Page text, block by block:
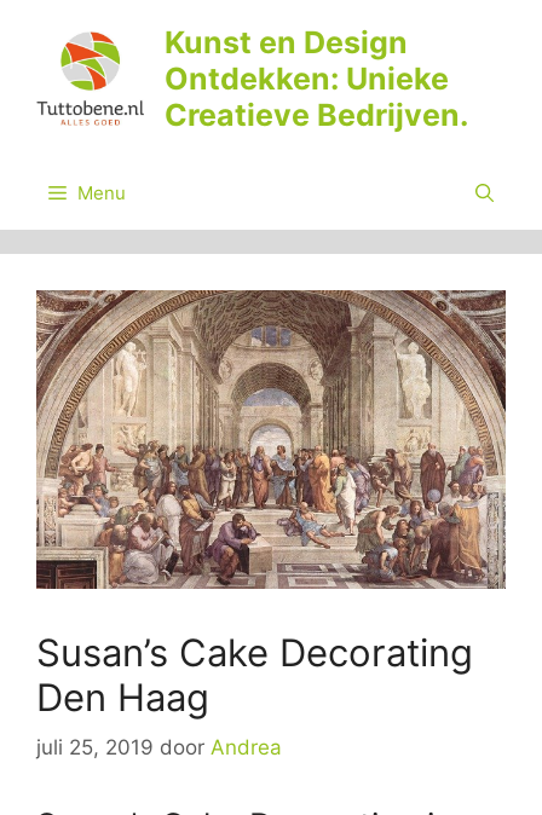
inhoud
Kunst en Design
Ontdekken: Unieke
Creatieve Bedrijven.
Menu
Susan’s Cake Decorating
Den Haag
juli 25, 2019 door Andrea